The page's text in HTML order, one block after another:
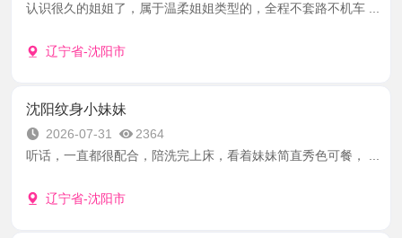
认识很久的姐姐了，属于温柔姐姐类型的，全程不套路不机车 ...
辽宁省-沈阳市
沈阳纹身小妹妹
2026-07-31
2364
听话，一直都很配合，陪洗完上床，看着妹妹简直秀色可餐， ...
辽宁省-沈阳市